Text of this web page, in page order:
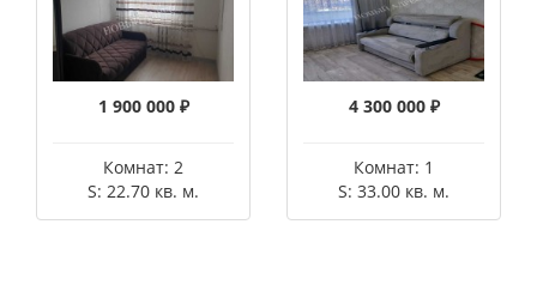
1 900 000 ₽
Комнат: 2
S: 22.70 кв. м.
4 300 000 ₽
Комнат: 1
S: 33.00 кв. м.